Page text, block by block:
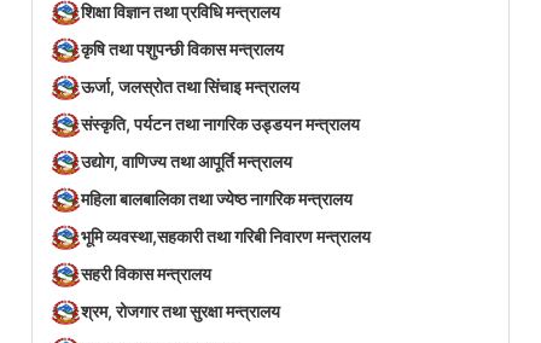
शिक्षा विज्ञान तथा प्रविधि मन्त्रालय
कृषि तथा पशुपन्छी विकास मन्त्रालय
ऊर्जा, जलस्रोत तथा सिंचाइ मन्त्रालय
संस्कृति, पर्यटन तथा नागरिक उड्डयन मन्त्रालय
उद्योग, वाणिज्य तथा आपूर्ति मन्त्रालय
महिला बालबालिका तथा ज्येष्ठ नागरिक मन्त्रालय
भूमि व्यवस्था,सहकारी तथा गरिबी निवारण मन्त्रालय
सहरी विकास मन्त्रालय
श्रम, रोजगार तथा सुरक्षा मन्त्रालय